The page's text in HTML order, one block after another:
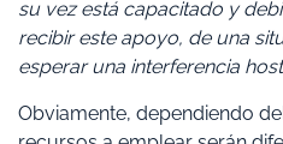
su vez está capacitado y
recibir este apoyo, de una
esperar una interferencia
Obviamente, dependiendo